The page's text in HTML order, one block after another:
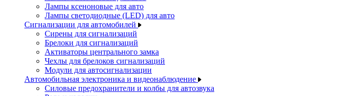
Лампы ксеноновые для авто
Лампы светодиодные (LED) для авто
Сигнализации для автомобилей
Сирены для сигнализаций
Брелоки для сигнализаций
Активаторы центрального замка
Чехлы для брелоков сигнализаций
Модули для автосигнализации
Автомобильная электроника и видеонаблюдение
Силовые предохранители и колбы для автозвука